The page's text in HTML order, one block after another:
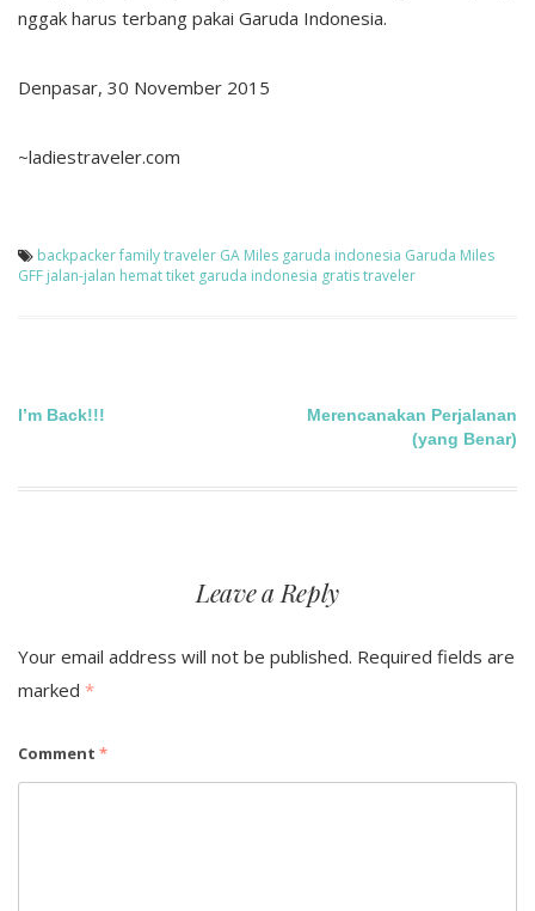
nggak harus terbang pakai Garuda Indonesia.
Denpasar, 30 November 2015
~ladiestraveler.com
backpackerfamily traveler GA Miles garuda indonesia Garuda Miles
GFF jalan-jalan hemattiket garuda indonesia gratistraveler
Post
navigation
I’m Back!!!
Merencanakan Perjalanan
(yang Benar)
Leave a Reply
Your email address will not be published. Required fields are
marked *
Comment *